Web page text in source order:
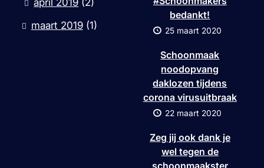
maart 2019(1)
bedankt!
25 maart 2020
Schoonmaak
noodopvang
daklozen tijdens
corona virusuitbraak
22 maart 2020
Zeg jij ook dank je
wel tegen de
schoonmaakster